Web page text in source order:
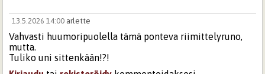
13.5.2026 14:00 arlette
Vahvasti huumoripuolella tämä ponteva riimittelyruno,
mutta.
Tuliko uni sittenkään!?!